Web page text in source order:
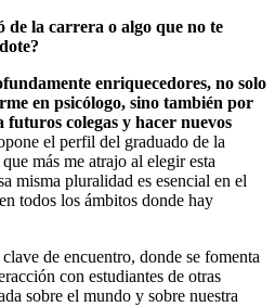
de la carrera o algo que no te
enriquecedores, no solo
en psicólogo, sino también por
colegas y hacer nuevos
el perfil del graduado de la
más me atrajo al elegir esta
misma pluralidad es esencial en el
todos los ámbitos donde hay
de encuentro, donde se fomenta
con estudiantes de otras
sobre el mundo y sobre nuestra